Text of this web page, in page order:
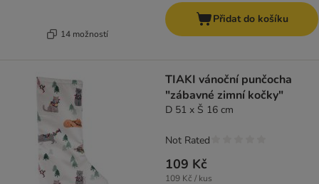
14 možností
Přidat do košíku
TIAKI vánoční punčocha
"zábavné zimní kočky"
D 51 x Š 16 cm
109 Kč
109 Kč / kus
Not Rated